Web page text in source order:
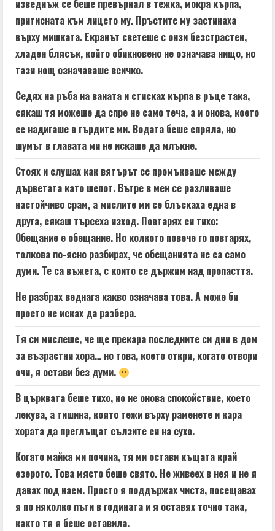
изведнъж се беше превърнал в тежка, мокра кърпа,
притисната към лицето му. Пръстите му застинаха
върху мишката. Екранът светеше с онзи безстрастен,
хладен блясък, който обикновено не означава нищо, но
тази нощ означаваше всичко.
Седях на ръба на ваната и стисках кърпа в ръце така,
сякаш тя можеше да спре не само теча, а и онова, което
се надигаше в гърдите ми. Водата беше спряла, но
шумът в главата ми не искаше да млъкне.
Стоях и слушах как вятърът се промъкваше между
дърветата като шепот. Вътре в мен се разливаше
настойчиво срам, а мислите ми се блъскаха една в
друга, сякаш търсеха изход. Повтарях си тихо:
Обещание е обещание. Но колкото повече го повтарях,
толкова по-ясно разбирах, че обещанията не са само
думи. Те са въжета, с които се държим над пропастта.
Не разбрах веднага какво означава това. А може би
просто не исках да разбера.
Тя си мислеше, че ще прекара последните си дни в дом
за възрастни хора… но това, което откри, когато отвори
очи, я остави без думи.
В църквата беше тихо, но не онова спокойствие, което
лекува, а тишина, която тежи върху раменете и кара
хората да преглъщат сълзите си на сухо.
Когато майка ми почина, тя ми остави къщата край
езерото. Това място беше свято. Не живеех в нея и не я
давах под наем. Просто я поддържах чиста, посещавах
я по няколко пъти в годината и я оставях точно така,
както тя я беше оставила.